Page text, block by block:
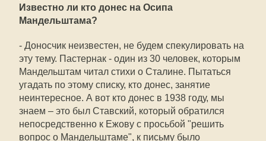
Известно ли кто донес на Осипа
Мандельштама?
- Доносчик неизвестен, не будем спекулировать на
эту тему. Пастернак - один из 30 человек, которым
Мандельштам читал стихи о Сталине. Пытаться
угадать по этому списку, кто донес, занятие
неинтересное. А вот кто донес в 1938 году, мы
знаем – это был Ставский, который обратился
непосредственно к Ежову с просьбой "решить
вопрос о Мандельштаме", к письму было